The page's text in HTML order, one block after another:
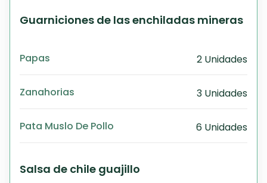
Guarniciones de las enchiladas mineras
Papas 2 Unidades
Zanahorias 3 Unidades
Pata Muslo De Pollo 6 Unidades
Salsa de chile guajillo